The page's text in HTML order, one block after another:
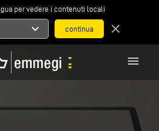
per vedere i contenuti locali
expand_more close
menu